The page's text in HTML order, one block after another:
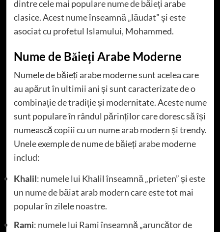
dintre cele mai populare nume de băieți arabe
clasice. Acest nume înseamnă „lăudat” și este
asociat cu profetul Islamului, Mohammed.
Nume de Băieți Arabe Moderne
Numele de băieți arabe moderne sunt acelea care
au apărut în ultimii ani și sunt caracterizate de o
combinație de tradiție și modernitate. Aceste nume
sunt populare în rândul părinților care doresc să își
numească copiii cu un nume arab modern și trendy.
Unele exemple de nume de băieți arabe moderne
includ:
Khalil: numele lui Khalil înseamnă „prieten” și este
un nume de băiat arab modern care este tot mai
popular în zilele noastre.
Rami: numele lui Rami înseamnă „aruncător de